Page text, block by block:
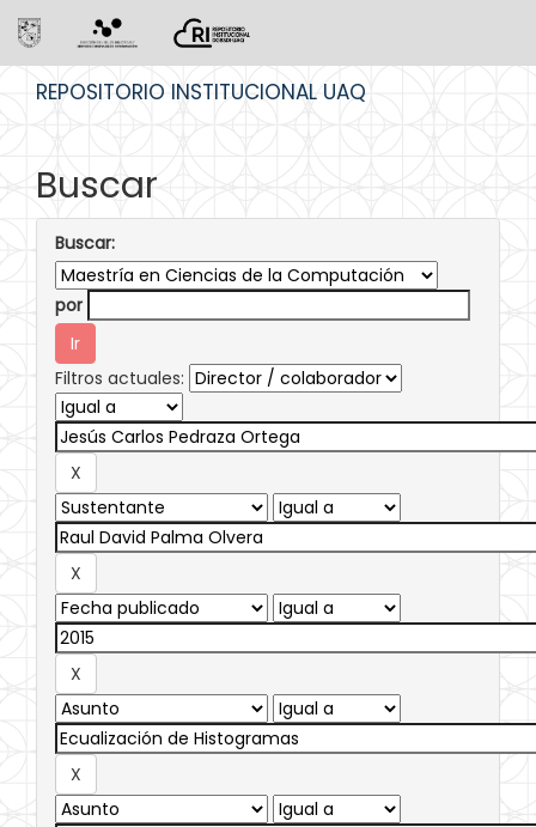
REPOSITORIO INSTITUCIONAL UAQ
Buscar
Buscar:
por
Filtros actuales: